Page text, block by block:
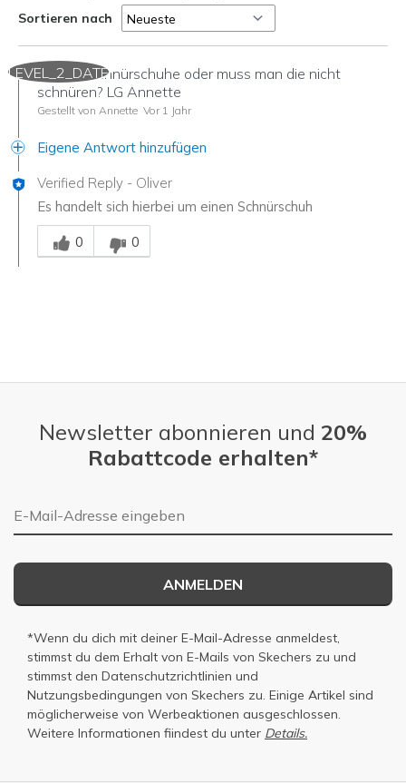
Sortieren nach
LEVEL_2_DATE
Hi! Sind Schnürschuhe oder muss man die nicht
schnüren? LG Annette
Gestellt von Annette Vor 1 Jahr
Eigene Antwort hinzufügen
Verified Reply - Oliver
Es handelt sich hierbei um einen Schnürschuh
Mitarbeiter-Gutachter
0
0
Newsletter abonnieren und 20%
Rabattcode erhalten*
E-Mail-Adresse
ANMELDEN
*Wenn du dich mit deiner E-Mail-Adresse anmeldest,
stimmst du dem Erhalt von E-Mails von Skechers zu und
stimmst den Datenschutzrichtlinien und
Nutzungsbedingungen von Skechers zu. Einige Artikel sind
möglicherweise von Werbeaktionen ausgeschlossen.
Weitere Informationen fiindest du unter Details.